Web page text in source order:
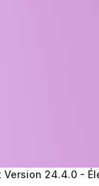
Version 24.4.0 -